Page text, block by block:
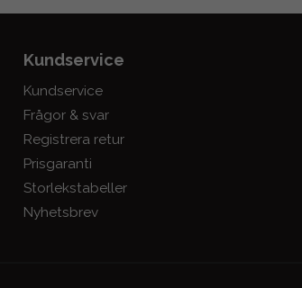
Kundservice
Kundservice
Frågor & svar
Registrera retur
Prisgaranti
Storlekstabeller
Nyhetsbrev